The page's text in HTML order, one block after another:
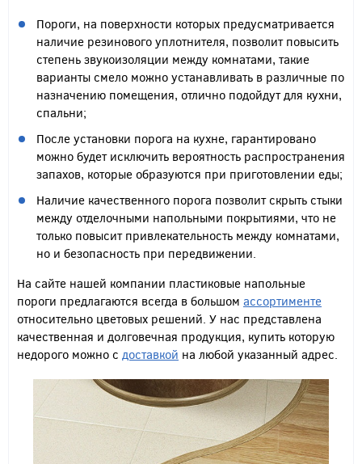
Пороги, на поверхности которых предусматривается
наличие резинового уплотнителя, позволит повысить
степень звукоизоляции между комнатами, такие
варианты смело можно устанавливать в различные по
назначению помещения, отлично подойдут для кухни,
спальни;
После установки порога на кухне, гарантировано
можно будет исключить вероятность распространения
запахов, которые образуются при приготовлении еды;
Наличие качественного порога позволит скрыть стыки
между отделочными напольными покрытиями, что не
только повысит привлекательность между комнатами,
но и безопасность при передвижении.
На сайте нашей компании пластиковые напольные
пороги предлагаются всегда в большом ассортименте
относительно цветовых решений. У нас представлена
качественная и долговечная продукция, купить которую
недорого можно с доставкой на любой указанный адрес.